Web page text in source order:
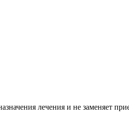
лечения и не заменяет